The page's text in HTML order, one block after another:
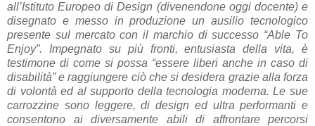
all’Istituto Europeo di Design (divenendone oggi docente) e
disegnato e messo in produzione un ausilio tecnologico
presente sul mercato con il marchio di successo “Able To
Enjoy”. Impegnato su più fronti, entusiasta della vita, è
testimone di come si possa “essere liberi anche in caso di
disabilità” e raggiungere ciò che si desidera grazie alla forza
di volontà ed al supporto della tecnologia moderna. Le sue
carrozzine sono leggere, di design ed ultra performanti e
consentono ai diversamente abili di affrontare percorsi